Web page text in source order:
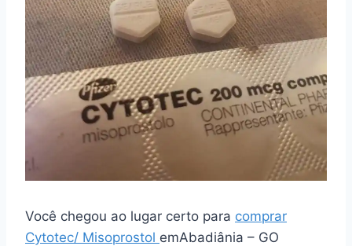
Você chegou ao lugar certo para comprar
Cytotec/ Misoprostol emAbadiânia – GO